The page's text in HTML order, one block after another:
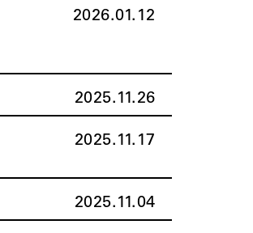
2026.01.12
2025.11.26
2025.11.17
2025.11.04